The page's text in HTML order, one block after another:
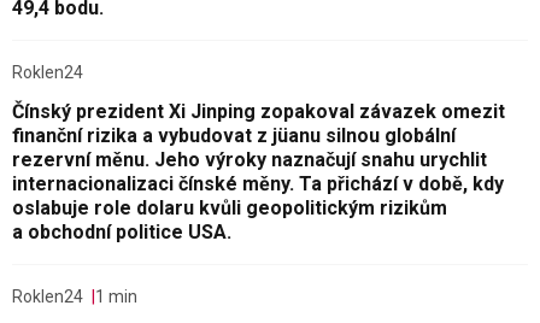
49,4 bodu.
Roklen24
Čínský prezident Xi Jinping zopakoval závazek omezit
finanční rizika a vybudovat z jüanu silnou globální
rezervní měnu. Jeho výroky naznačují snahu urychlit
internacionalizaci čínské měny. Ta přichází v době, kdy
oslabuje role dolaru kvůli geopolitickým rizikům
a obchodní politice USA.
Roklen24 1 min